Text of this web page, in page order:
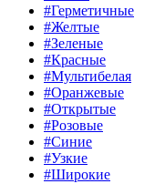
#Герметичные
#Желтые
#Зеленые
#Красные
#Мультибелая
#Оранжевые
#Открытые
#Розовые
#Синие
#Узкие
#Широкие